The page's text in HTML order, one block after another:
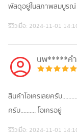
พัสดุอยู่ในสภาพสมบูรณ์
รีวิวเมื่อ: 2024-11-01
นพ*****คำ
สินค้าโอเครเลยครับ
ครับ.......... โอเครอยู่
รีวิวเมื่อ: 2024-11-01